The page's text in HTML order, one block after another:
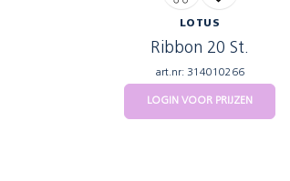
LOTUS
Ribbon 20 St.
art.nr: 314010266
LOGIN VOOR PRIJZEN